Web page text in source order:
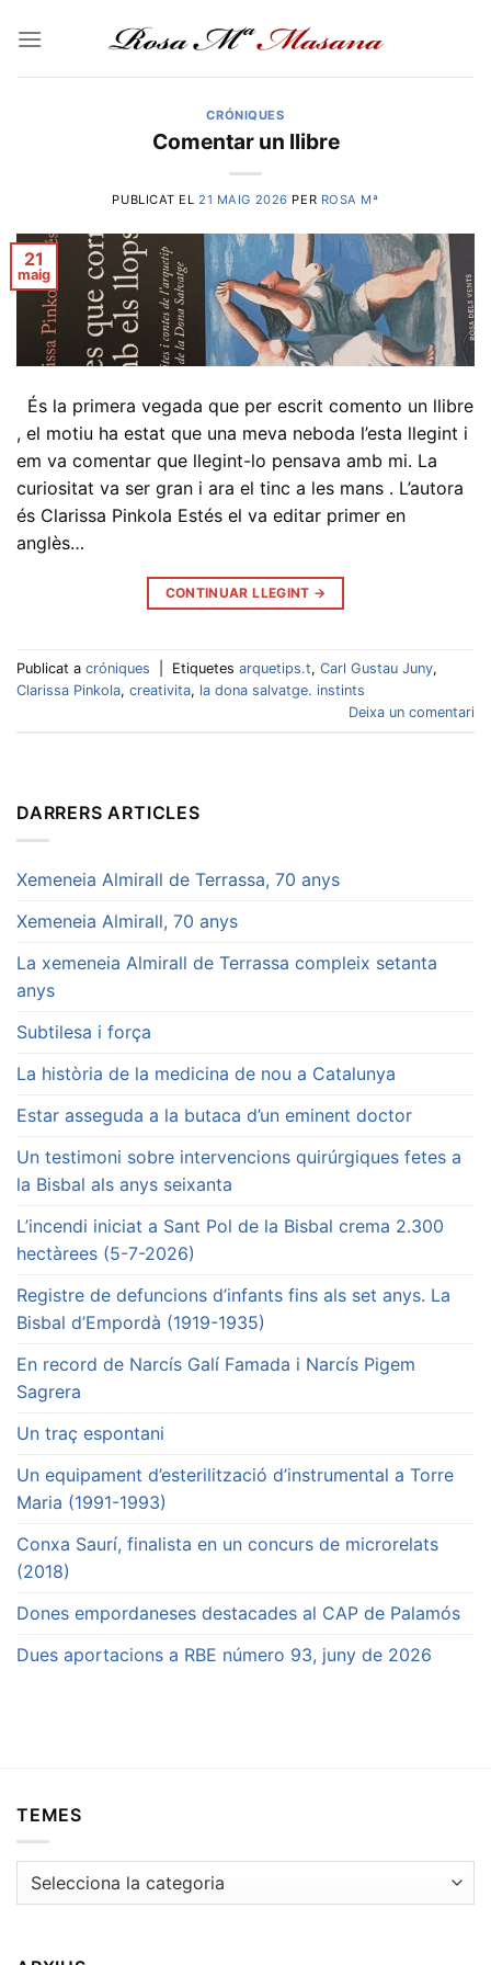
CRÓNIQUES
Comentar un llibre
PUBLICAT EL 21 MAIG 2026 PER ROSA Mª
21
maig
És la primera vegada que per escrit comento un llibre
, el motiu ha estat que una meva neboda l’esta llegint i
em va comentar que llegint-lo pensava amb mi. La
curiositat va ser gran i ara el tinc a les mans . L’autora
és Clarissa Pinkola Estés el va editar primer en
anglès…
CONTINUAR LLEGINT →
Publicat a cróniques Etiquetes arquetips.t, Carl Gustau Juny,
Clarissa Pinkola, creativita, la dona salvatge. instints
Deixa un comentari
DARRERS ARTICLES
Xemeneia Almirall de Terrassa, 70 anys
Xemeneia Almirall, 70 anys
La xemeneia Almirall de Terrassa compleix setanta
anys
Subtilesa i força
La història de la medicina de nou a Catalunya
Estar asseguda a la butaca d’un eminent doctor
Un testimoni sobre intervencions quirúrgiques fetes a
la Bisbal als anys seixanta
L’incendi iniciat a Sant Pol de la Bisbal crema 2.300
hectàrees (5-7-2026)
Registre de defuncions d’infants fins als set anys. La
Bisbal d’Empordà (1919-1935)
En record de Narcís Galí Famada i Narcís Pigem
Sagrera
Un traç espontani
Un equipament d’esterilització d’instrumental a Torre
Maria (1991-1993)
Conxa Saurí, finalista en un concurs de microrelats
(2018)
Dones empordaneses destacades al CAP de Palamós
Dues aportacions a RBE número 93, juny de 2026
TEMES
Temes